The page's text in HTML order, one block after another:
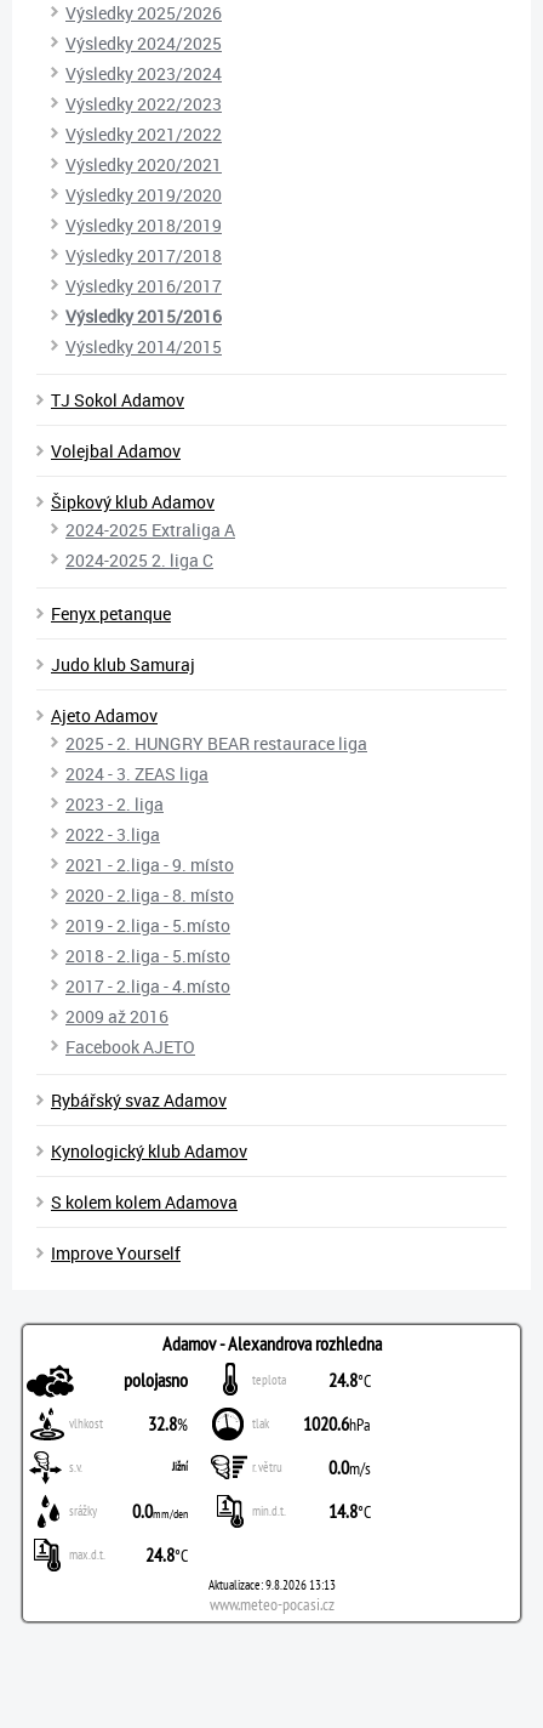
Výsledky 2025/2026
Výsledky 2024/2025
Výsledky 2023/2024
Výsledky 2022/2023
Výsledky 2021/2022
Výsledky 2020/2021
Výsledky 2019/2020
Výsledky 2018/2019
Výsledky 2017/2018
Výsledky 2016/2017
Výsledky 2015/2016
Výsledky 2014/2015
TJ Sokol Adamov
Volejbal Adamov
Šipkový klub Adamov
2024-2025 Extraliga A
2024-2025 2. liga C
Fenyx petanque
Judo klub Samuraj
Ajeto Adamov
2025 - 2. HUNGRY BEAR restaurace liga
2024 - 3. ZEAS liga
2023 - 2. liga
2022 - 3.liga
2021 - 2.liga - 9. místo
2020 - 2.liga - 8. místo
2019 - 2.liga - 5.místo
2018 - 2.liga - 5.místo
2017 - 2.liga - 4.místo
2009 až 2016
Facebook AJETO
Rybářský svaz Adamov
Kynologický klub Adamov
S kolem kolem Adamova
Improve Yourself